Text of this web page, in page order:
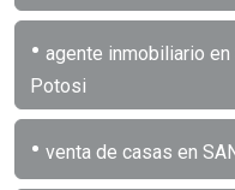
• agente inmobiliario en
Potosi
• venta de casas en